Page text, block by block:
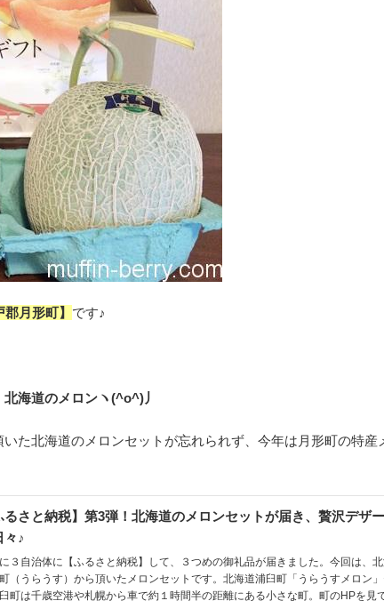
郡月形町】 です♪
北海道のメロンヽ(^o^)丿
た北海道のメロンセットが忘れられず、今年は月形町の特産
るさと納税】第3弾！北海道のメロンセットが届き、贅沢デザ
々♪
３自治体に【ふるさと納税】して、３つめの御礼品が届きました。今回は、
（うらうす）から頂いたメロンセットです。北海道浦臼町「うらうすメロン」
臼町は千歳空港や札幌から車で約１時間半の距離にある小さな町。町のHPを見て